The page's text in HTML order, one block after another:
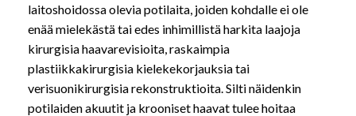
laitoshoidossa olevia potilaita, joiden kohdalle ei ole
enää mielekästä tai edes inhimillistä harkita laajoja
kirurgisia haavarevisioita, raskaimpia
plastiikkakirurgisia kielekekorjauksia tai
verisuonikirurgisia rekonstruktioita. Silti näidenkin
potilaiden akuutit ja krooniset haavat tulee hoitaa